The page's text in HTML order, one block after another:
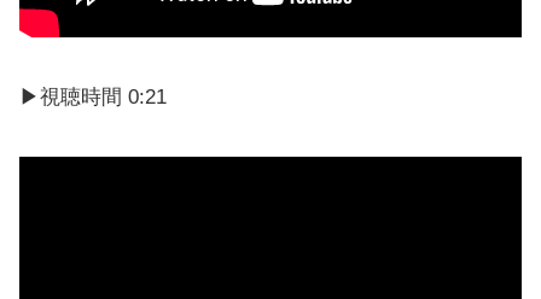
▶視聴時間 0:21